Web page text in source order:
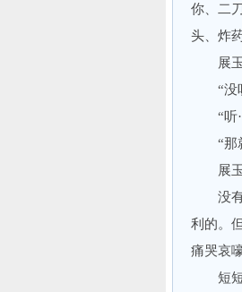
你、二
头、炸
展玉
“没听
“听
“那就
展玉
没有
利的。
痛哭哀嚎
短短